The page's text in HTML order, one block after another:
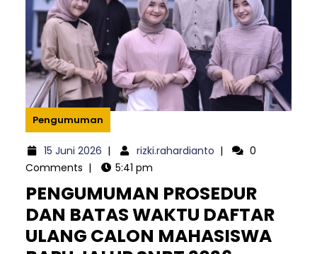
Pengumuman
15 Juni 202615
Juni
| rizki.rahardianto rizki.rahardianto
|
0
Comments | 5:41 pm
PENGUMUMAN PROSEDUR
DAN BATAS WAKTU DAFTAR
ULANG CALON MAHASISWA